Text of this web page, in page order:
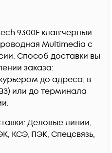
9300F клав:черный
Multimedia c
Способ доставки вы
заказа:
до адреса, в
или до терминала
Деловые линии,
КСЭ, ПЭК, Спецсвязь,